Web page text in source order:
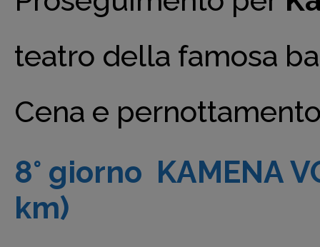
teatro della famosa
Cena e
8° giorno KAMENA
km)